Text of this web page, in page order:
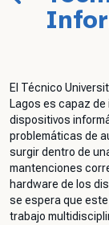
El Técnico
Lagos es capaz
dispositivos
problemáticas de
surgir dentro de
mantenciones
hardware de los
se espera que
trabajo